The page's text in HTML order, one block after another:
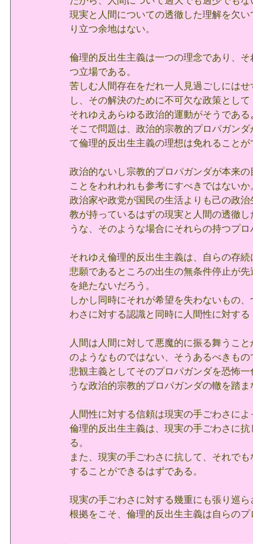
現実と人間についての透徹した理解を欠
り立つ余地はない。
倫理的反出生主義は一つの理念であり、
つ立場である。
苦しむ人間存在をだれ一人見過ごしには
し、その解決のために不可欠な政策とし
それゆえあらゆる政治的運動がそうであ
そこで問題は、政治的宗教的プロパガン
て倫理的反出生主義の理想は免れることが
政治的ないし宗教的プロパガンダが本来
ことをわれわれも参考にすべきではないか
政治家や政党が国民の生活よりも己の政
教が持っているはずの現実と人間の透徹
うな、そのような場合にそれらの持つプ
それゆえ倫理的反出生主義は、自らの存続
悲願であるところの出生の無条件停止が
を絶たないだろう。
しかし同時にそれが希望を失わないもの
わさに対する認識と同時に人間性に対す
人間は人間に対して悪魔的に振る舞うこ
のようなものではない、そうあるべきも
悲観主義としてそのプロパガンダを恐怖
うな政治的宗教的プロパガンダの轍を踏
人間性に対する信頼は現実の手ごわさによ
倫理的反出生主義は、現実の手ごわさに
る。
また、現実の手ごわさに抗して、それで
することができるはずである。
現実の手ごわさに対する幾重にも張り巡
根拠をこそ、倫理的反出生主義は自らの